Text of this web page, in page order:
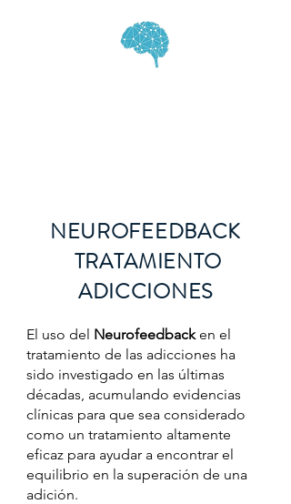
NEUROFEEDBACK
TRATAMIENTO
ADICCIONES
El uso del Neurofeedbacken el
tratamiento de las adicciones ha
sido investigado en las últimas
décadas, acumulando evidencias
clínicas para que sea considerado
como un tratamiento altamente
eficaz para ayudar a encontrar el
equilibrio en la superación de una
adición.